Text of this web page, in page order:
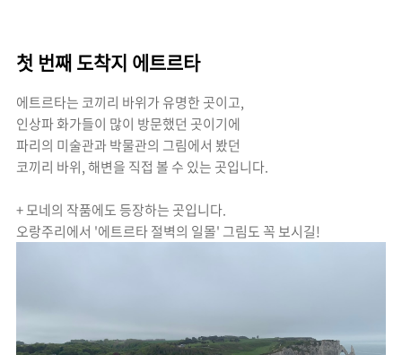
첫 번째 도착지 에트르타
에트르타는 코끼리 바위가 유명한 곳이고,
인상파 화가들이 많이 방문했던 곳이기에
파리의 미술관과 박물관의 그림에서 봤던
코끼리 바위, 해변을 직접 볼 수 있는 곳입니다.
+ 모네의 작품에도 등장하는 곳입니다.
오랑주리에서 '에트르타 절벽의 일몰' 그림도 꼭 보시길!